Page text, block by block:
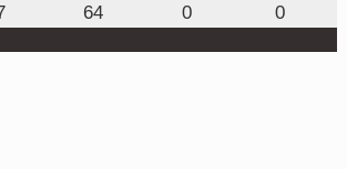
64 0 0